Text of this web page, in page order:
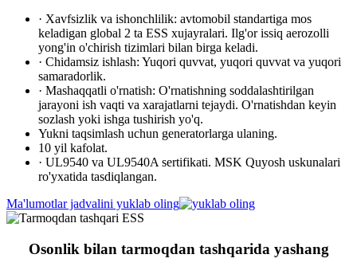
· Xavfsizlik va ishonchlilik: avtomobil standartiga mos
keladigan global 2 ta ESS xujayralari. Ilg'or issiq aerozolli
yong'in o'chirish tizimlari bilan birga keladi.
· Chidamsiz ishlash: Yuqori quvvat, yuqori quvvat va yuqori
samaradorlik.
· Mashaqqatli o'rnatish: O'rnatishning soddalashtirilgan
jarayoni ish vaqti va xarajatlarni tejaydi. O'rnatishdan keyin
sozlash yoki ishga tushirish yo'q.
Yukni taqsimlash uchun generatorlarga ulaning.
10 yil kafolat.
· UL9540 va UL9540A sertifikati. MSK Quyosh uskunalari
ro'yxatida tasdiqlangan.
Ma'lumotlar jadvalini yuklab oling
Osonlik bilan tarmoqdan tashqarida yashang